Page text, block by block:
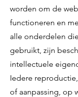
worden om de
functioneren en
alle onderdelen
gebruikt, zijn
intellectuele
Iedere
of aanpassing, op